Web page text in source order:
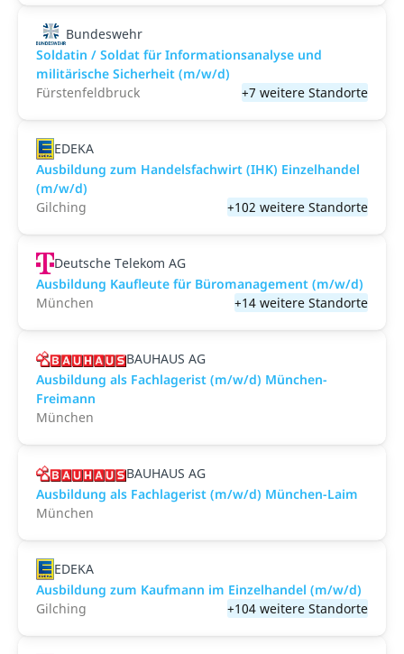
Bundeswehr
Soldatin / Soldat für Informationsanalyse und
militärische Sicherheit (m/w/d)
Fürstenfeldbruck
+7 weitere Standorte
EDEKA
Ausbildung zum Handelsfachwirt (IHK) Einzelhandel
(m/w/d)
Gilching
+102 weitere Standorte
Deutsche Telekom AG
Ausbildung Kaufleute für Büromanagement (m/w/d)
München
+14 weitere Standorte
BAUHAUS AG
Ausbildung als Fachlagerist (m/w/d) München-
Freimann
München
BAUHAUS AG
Ausbildung als Fachlagerist (m/w/d) München-Laim
München
EDEKA
Ausbildung zum Kaufmann im Einzelhandel (m/w/d)
Gilching
+104 weitere Standorte